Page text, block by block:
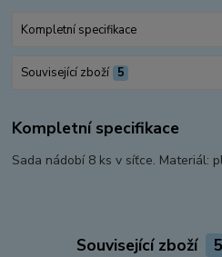
Kompletní specifikace
Související zboží 5
Kompletní specifikace
Sada nádobí 8 ks v síťce. Materiál:
Související zboží 5